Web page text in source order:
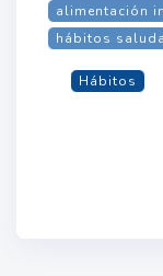
alimentación
hábitos
Hábitos